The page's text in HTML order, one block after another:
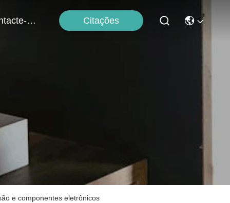
Contacte-Nos Citações
e componentes eletrônicos